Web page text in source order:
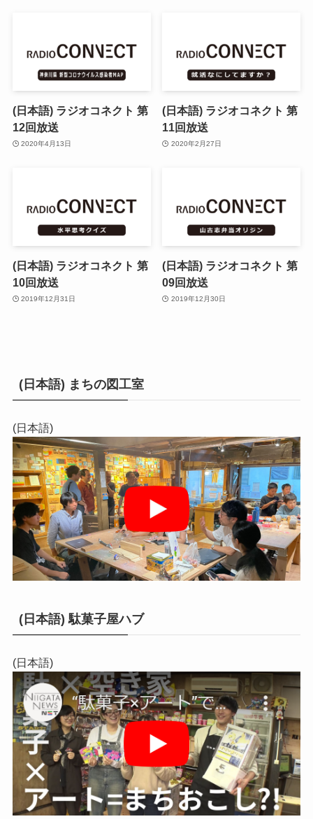
(日本語) ラジオコネクト 第
12回放送
2020年4月13日
(日本語) ラジオコネクト 第
11回放送
2020年2月27日
(日本語) ラジオコネクト 第
10回放送
2019年12月31日
(日本語) ラジオコネクト 第
09回放送
2019年12月30日
(日本語) まちの図工室
(日本語)
(日本語) 駄菓子屋ハブ
(日本語)